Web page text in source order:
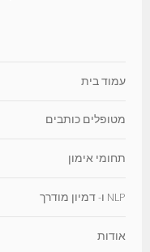
עמוד בית
מטופלים כותבים
תחומי אימון
NLP ו- דמיון מודרך
אודות